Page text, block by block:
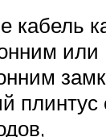
кабель
или
плинтус